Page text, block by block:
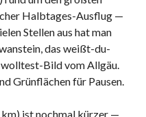
Halbtages-Ausflug —
Stellen aus hat man
das weißt-du-
Bild vom Allgäu.
Grünflächen für Pausen.
ist nochmal kürzer —